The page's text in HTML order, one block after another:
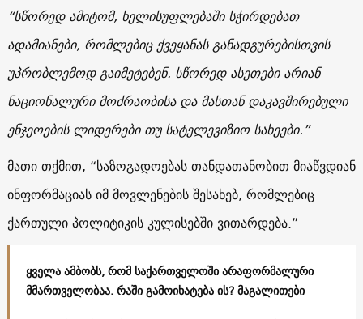
“სწორედ ამიტომ, ხელისუფლებაში სჭირდებათ
ადამიანები, რომლებიც ქვეყანას განადგურებისთვის
უპრობლემოდ გაიმეტებენ. სწორედ ასეთები არიან
ნაციონალური მოძრაობისა და მასთან დაკავშირებული
ენჯეოების ლიდერები თუ სატელევიზიო სახეები.”
მათი თქმით, “საზოგადოებას თანდათანობით მიაწვდიან
ინფორმაციას იმ მოვლენების შესახებ, რომლებიც
ქართული პოლიტიკის კულისებში ვითარდება.”
ყველა ამბობს, რომ საქართველოში არაფორმალური
მმართველობაა. რაში გამოიხატება ის? მაგალითები